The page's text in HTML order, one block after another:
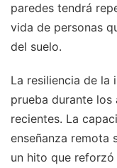
paredes tendrá
vida de personas
del suelo.
La resiliencia de la
prueba durante
recientes. La
enseñanza remota
un hito que